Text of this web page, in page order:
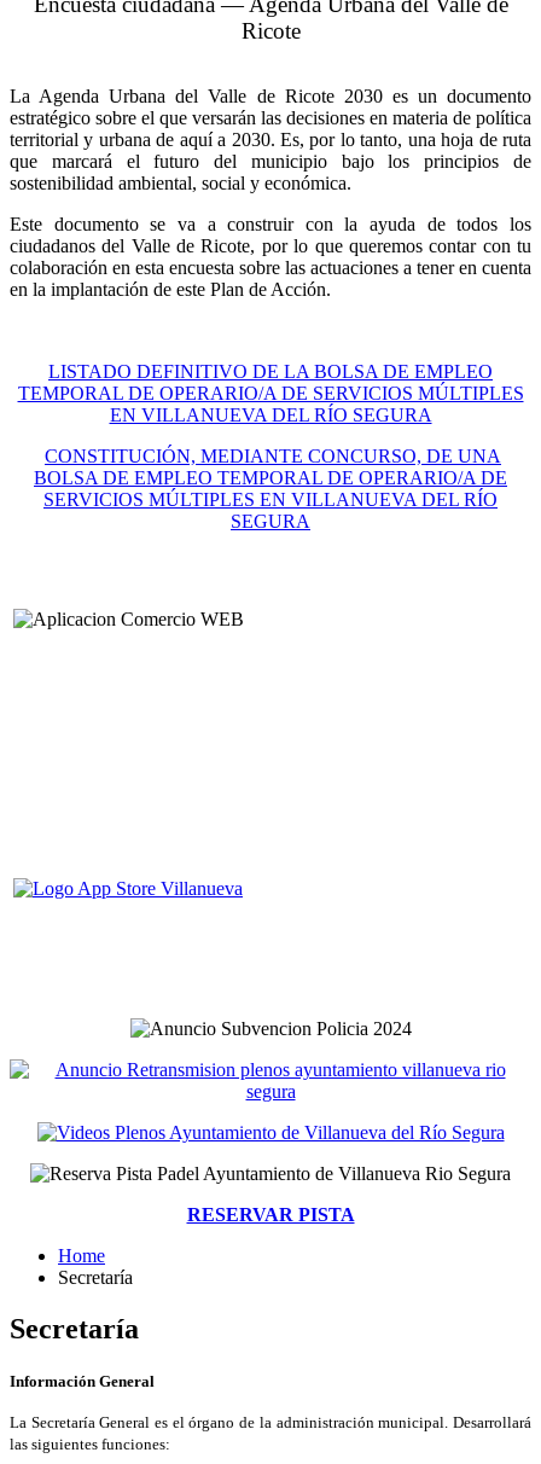
Ricote
La Agenda Urbana del Valle de Ricote 2030 es un documento
estratégico sobre el que versarán las decisiones en materia de política
territorial y urbana de aquí a 2030. Es, por lo tanto, una hoja de ruta
que marcará el futuro del municipio bajo los principios de
sostenibilidad ambiental, social y económica.
Este documento se va a construir con la ayuda de todos los
ciudadanos del Valle de Ricote, por lo que queremos contar con tu
colaboración en esta encuesta sobre las actuaciones a tener en cuenta
en la implantación de este Plan de Acción.
LISTADO DEFINITIVO DE LA BOLSA DE EMPLEO
TEMPORAL DE OPERARIO/A DE SERVICIOS MÚLTIPLES
EN VILLANUEVA DEL RÍO SEGURA
CONSTITUCIÓN, MEDIANTE CONCURSO, DE UNA
BOLSA DE EMPLEO TEMPORAL DE OPERARIO/A DE
SERVICIOS MÚLTIPLES EN VILLANUEVA DEL RÍO
SEGURA
RESERVAR PISTA
Home
Secretaría
Secretaría
Información General
La Secretaría General es el órgano de la administración municipal. Desarrollará
las siguientes funciones: